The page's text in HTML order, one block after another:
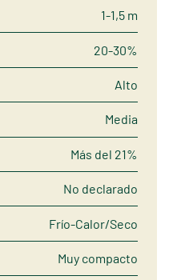
1-1,5 m
20-30%
Alto
Media
Más del 21%
No declarado
Frío-Calor/Seco
Muy compacto